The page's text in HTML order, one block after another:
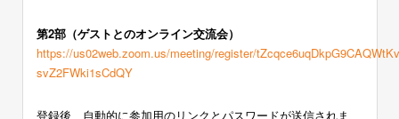
第2部（ゲストとのオンライン交流会）
https://us02web.zoom.us/meeting/register/
svZ2FWki1sCdQY
登録後、自動的に参加用のリンクとパスワードが送信されま